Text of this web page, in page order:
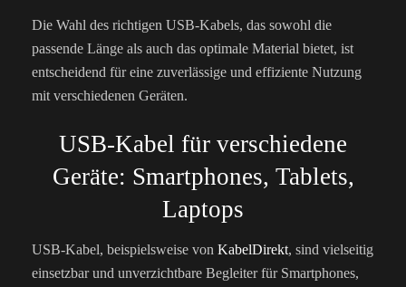
Die Wahl des richtigen USB-Kabels, das sowohl die
passende Länge als auch das optimale Material bietet, ist
entscheidend für eine zuverlässige und effiziente Nutzung
mit verschiedenen Geräten.
USB-Kabel für verschiedene
Geräte: Smartphones, Tablets,
Laptops
USB-Kabel, beispielsweise von KabelDirekt, sind vielseitig
einsetzbar und unverzichtbare Begleiter für Smartphones,